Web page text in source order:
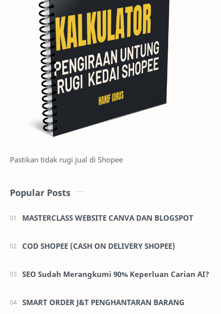
NO NEED SIGN IN - AMBIL SAHAJA